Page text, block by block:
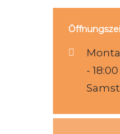
- 18:00